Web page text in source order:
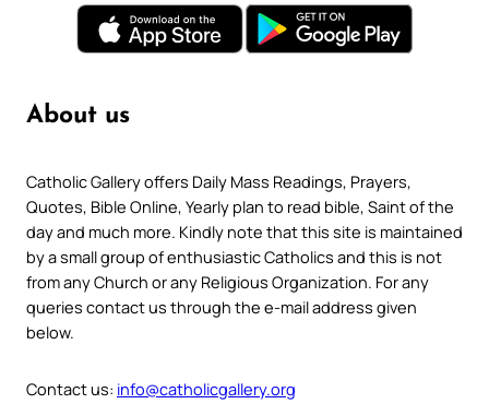
About us
Catholic Gallery offers Daily Mass Readings, Prayers,
Quotes, Bible Online, Yearly plan to read bible, Saint of the
day and much more. Kindly note that this site is maintained
by a small group of enthusiastic Catholics and this is not
from any Church or any Religious Organization. For any
queries contact us through the e-mail address given
below.
Contact us: info@catholicgallery.org